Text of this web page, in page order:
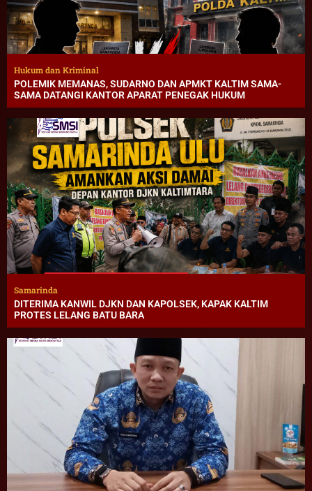
Hukum dan Kriminal
POLEMIK MEMANAS, SUDARNO DAN APMKT KALTIM SAMA-
SAMA DATANGI KANTOR APARAT PENEGAK HUKUM
Samarinda
DITERIMA KANWIL DJKN DAN KAPOLSEK, KAPAK KALTIM
PROTES LELANG BATU BARA